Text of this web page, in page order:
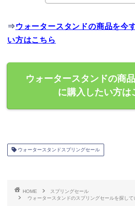
⇒ ウォータースタンドの商品を今
い方はこちら
ウォータースタンドの商
に購入したい方は
ウォータースタンドスプリングセール
HOME
スプリングセール
ウォータースタンドのスプリングセールを探して